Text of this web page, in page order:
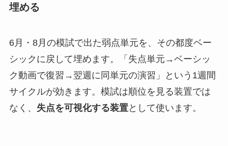
埋める
6月・8月の模試で出た弱点単元を、その都度ベー
シックに戻して埋めます。「失点単元→ベーシッ
ク動画で復習→翌週に同単元の演習」という1週間
サイクルが効きます。模試は順位を見る装置では
なく、 失点を可視化する装置として使います。